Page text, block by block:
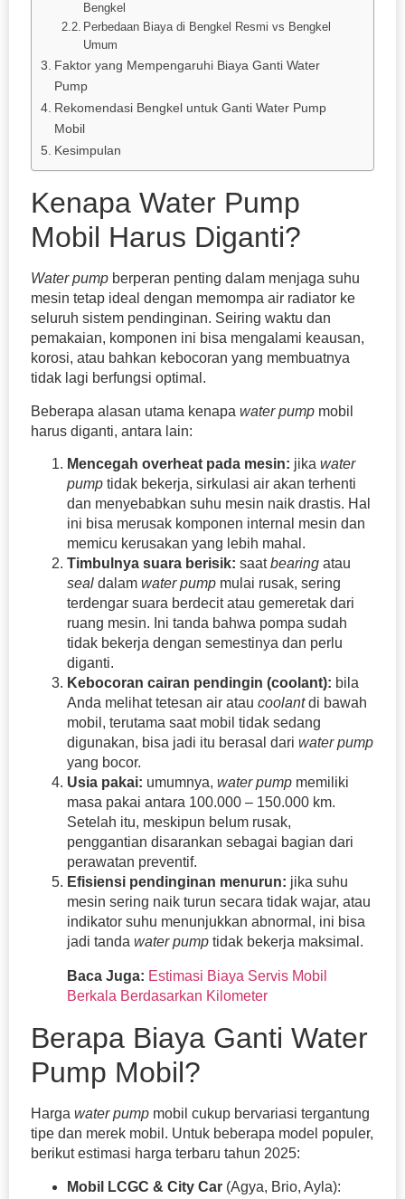
Bengkel
Perbedaan Biaya di Bengkel Resmi vs Bengkel
Umum
Faktor yang Mempengaruhi Biaya Ganti Water
Pump
Rekomendasi Bengkel untuk Ganti Water Pump
Mobil
Kesimpulan
Kenapa Water Pump
Mobil Harus Diganti?
Water pump berperan penting dalam menjaga suhu
mesin tetap ideal dengan memompa air radiator ke
seluruh sistem pendinginan. Seiring waktu dan
pemakaian, komponen ini bisa mengalami keausan,
korosi, atau bahkan kebocoran yang membuatnya
tidak lagi berfungsi optimal.
Beberapa alasan utama kenapa water pump mobil
harus diganti, antara lain:
Mencegah overheat pada mesin: jika water
pump tidak bekerja, sirkulasi air akan terhenti
dan menyebabkan suhu mesin naik drastis. Hal
ini bisa merusak komponen internal mesin dan
memicu kerusakan yang lebih mahal.
Timbulnya suara berisik: saatbearing atau
seal dalam water pump mulai rusak, sering
terdengar suara berdecit atau gemeretak dari
ruang mesin. Ini tanda bahwa pompa sudah
tidak bekerja dengan semestinya dan perlu
diganti.
Kebocoran cairan pendingin (coolant): bila
Anda melihat tetesan air atau coolantdi bawah
mobil, terutama saat mobil tidak sedang
digunakan, bisa jadi itu berasal dari water pump
yang bocor.
Usia pakai: umumnya, water pump memiliki
masa pakai antara 100.000 – 150.000 km.
Setelah itu, meskipun belum rusak,
penggantian disarankan sebagai bagian dari
perawatan preventif.
Efisiensi pendinginan menurun: jika suhu
mesin sering naik turun secara tidak wajar, atau
indikator suhu menunjukkan abnormal, ini bisa
jadi tanda water pump tidak bekerja maksimal.
Baca Juga: Estimasi Biaya Servis Mobil
Berkala Berdasarkan Kilometer
Berapa Biaya Ganti Water
Pump Mobil?
Harga water pump mobil cukup bervariasi tergantung
tipe dan merek mobil. Untuk beberapa model populer,
berikut estimasi harga terbaru tahun 2025:
Mobil LCGC & City Car (Agya, Brio, Ayla):